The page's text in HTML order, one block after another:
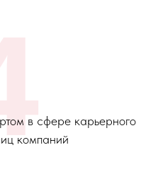
в сфере карьерного
компаний